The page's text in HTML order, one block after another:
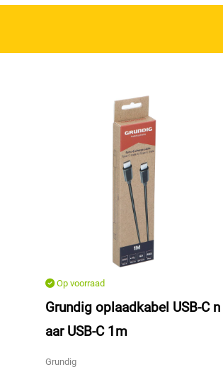
Op voorraad
Grundig oplaadkabel USB-C n
aar USB-C 1m
Grundig